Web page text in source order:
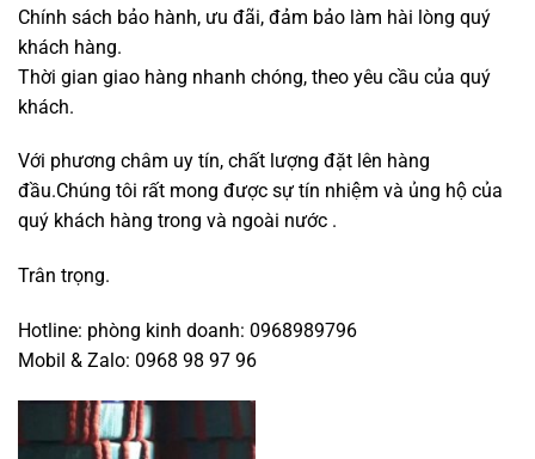
Chính sách bảo hành, ưu đãi, đảm bảo làm hài lòng quý
khách hàng.
Thời gian giao hàng nhanh chóng, theo yêu cầu của quý
khách.
Với phương châm uy tín, chất lượng đặt lên hàng
đầu.Chúng tôi rất mong được sự tín nhiệm và ủng hộ của
quý khách hàng trong và ngoài nước .
Trân trọng.
Hotline: phòng kinh doanh: 0968989796
Mobil & Zalo: 0968 98 97 96